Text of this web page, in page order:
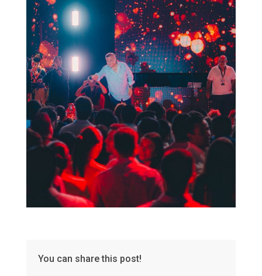
You can share this post!